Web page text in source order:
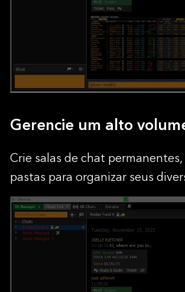
Gerencie um alto
Crie salas de chat permanentes,
pastas para organizar seus